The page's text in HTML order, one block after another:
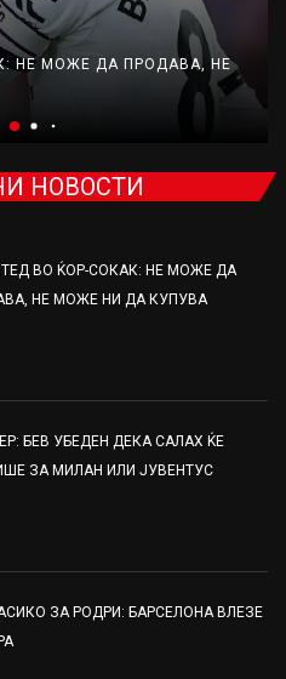
НЕ МОЖЕ ДА ПРОДАВА, НЕ
НОВОСТИ
ВО ЌОР-СОКАК: НЕ МОЖЕ ДА
НЕ МОЖЕ НИ ДА КУПУВА
БЕВ УБЕДЕН ДЕКА САЛАХ ЌЕ
ЗА МИЛАН ИЛИ ЈУВЕНТУС
ЗА РОДРИ: БАРСЕЛОНА ВЛЕЗЕ